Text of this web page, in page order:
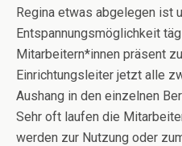
Regina etwas abgelegen ist
Entspannungsmöglichkeit
Mitarbeitern*innen präsent
Einrichtungsleiter jetzt alle
Aushang in den einzelnen
Sehr oft laufen die
werden zur Nutzung oder